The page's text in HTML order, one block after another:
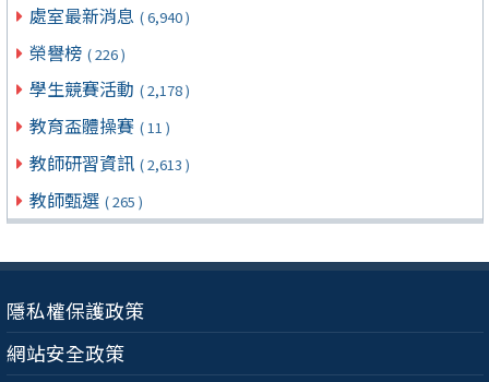
處室最新消息 ( 6,940 )
榮譽榜 ( 226 )
學生競賽活動 ( 2,178 )
教育盃體操賽 ( 11 )
教師研習資訊 ( 2,613 )
教師甄選 ( 265 )
隱私權保護政策
網站安全政策